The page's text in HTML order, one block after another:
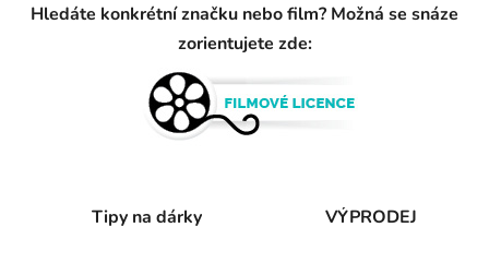
Hledáte konkrétní značku nebo film? Možná se snáze
zorientujete zde:
Tipy na dárky VÝPRODEJ